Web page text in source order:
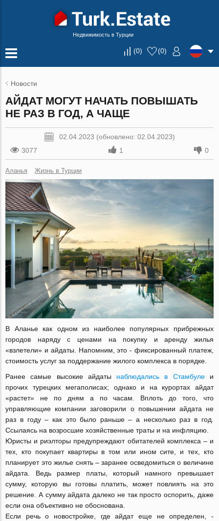
Недвижимость в Турции
(0) (0)
Новости
АЙДАТ МОГУТ НАЧАТЬ ПОВЫШАТЬ
НЕ РАЗ В ГОД, А ЧАЩЕ
02.04.2023 (обновлено: 02.04.2023)
3077
1 0
Аланья Жизнь в Турции
В Аланье как одном из наиболее популярных прибрежных
городов наряду с ценами на покупку и аренду жилья
«взлетели» и айдаты. Напомним, это - фиксированный платеж,
стоимость услуг за поддержание жилого комплекса в порядке.
Ранее самые высокие айдаты наблюдались в Стамбулеи
прочих турецких мегаполисах; однако и на курортах айдат
«растет» не по дням а по часам. Вплоть до того, что
управляющие компании заговорили о повышении айдата не
раз в году – как это было раньше – а несколько раз в год.
Ссылаясь на возросшие хозяйственные траты и на инфляцию.
Юристы и риэлторы предупреждают обитателей комплекса – и
тех, кто покупает квартиры в том или ином сите, и тех, кто
планирует это жилье снять – заранее осведомиться о величине
айдата. Ведь размер платы, который намного превышает
сумму, которую вы готовы платить, может повлиять на это
решение. А сумму айдата далеко не так просто оспорить, даже
если она объективно не обоснована.
Если речь о новостройке, где айдат еще не определен, -